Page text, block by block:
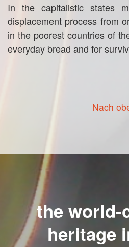
In the capitalistic states
displacement process from
in the poorest countries of
everyday bread and for
Nach
the world-
heritage